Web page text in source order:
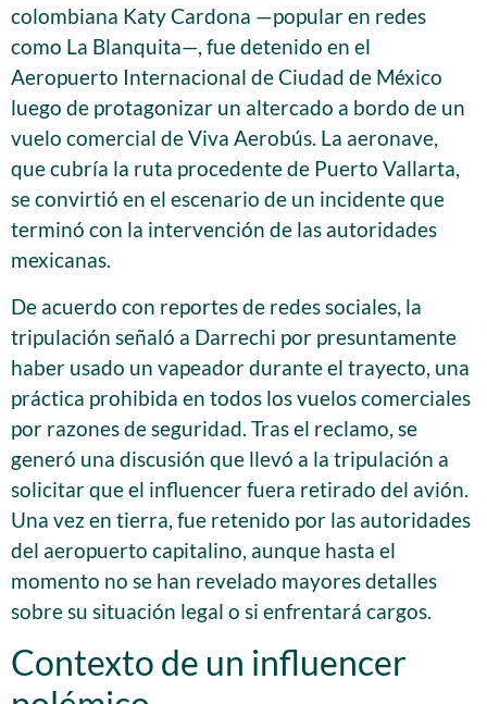
colombiana Katy Cardona —popular en redes
como La Blanquita—, fue detenido en el
Aeropuerto Internacional de Ciudad de México
luego de protagonizar un altercado a bordo de un
vuelo comercial de Viva Aerobús. La aeronave,
que cubría la ruta procedente de Puerto Vallarta,
se convirtió en el escenario de un incidente que
terminó con la intervención de las autoridades
mexicanas.
De acuerdo con reportes de redes sociales, la
tripulación señaló a Darrechi por presuntamente
haber usado un vapeador durante el trayecto, una
práctica prohibida en todos los vuelos comerciales
por razones de seguridad. Tras el reclamo, se
generó una discusión que llevó a la tripulación a
solicitar que el influencer fuera retirado del avión.
Una vez en tierra, fue retenido por las autoridades
del aeropuerto capitalino, aunque hasta el
momento no se han revelado mayores detalles
sobre su situación legal o si enfrentará cargos.
Contexto de un influencer